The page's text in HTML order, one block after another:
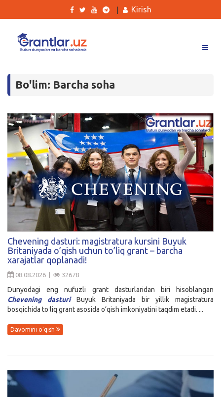
Tanlovlar
Kurslar
Blog
Yana
Qidirish
Kirish
Kirish
Bo'lim: Barcha soha
Chevening dasturi: magistratura kursini Buyuk
Britaniyada o’qish uchun to’liq grant – barcha
xarajatlar qoplanadi!
08.08.2026 | 32678
Dunyodagi eng nufuzli grant dasturlaridan biri hisoblangan
Chevening dasturiBuyuk Britaniyada bir yillik magistratura
bosqichida toʻliq grant asosida o‘qish imkoniyatini taqdim etadi. ...
Davomini o'qish